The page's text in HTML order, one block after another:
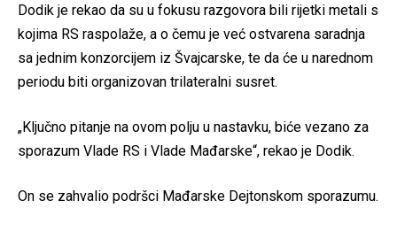
Dodik je rekao da su u fokusu razgovora bili rijetki metali s
kojima RS raspolaže, a o čemu je već ostvarena saradnja
sa jednim konzorcijem iz Švajcarske, te da će u narednom
periodu biti organizovan trilateralni susret.
„Ključno pitanje na ovom polju u nastavku, biće vezano za
sporazum Vlade RS i Vlade Mađarske“, rekao je Dodik.
On se zahvalio podršci Mađarske Dejtonskom sporazumu.